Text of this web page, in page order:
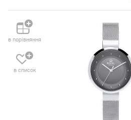
в порівняння
в список